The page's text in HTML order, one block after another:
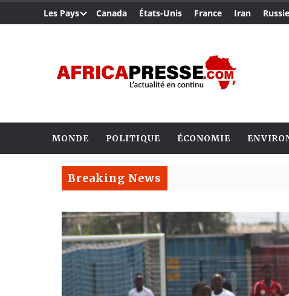
Les Pays Canada États-Unis France Iran Russie
MONDE POLITIQUE ÉCONOMIE
Breaking News